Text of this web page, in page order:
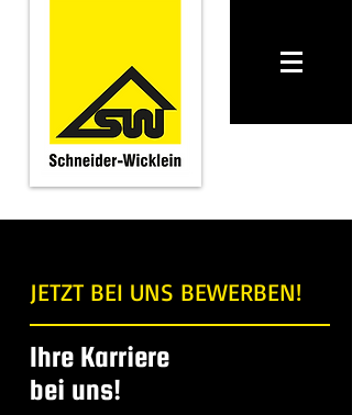
JETZT BEI UNS BEWERBEN!
Ihre Karriere
bei uns!